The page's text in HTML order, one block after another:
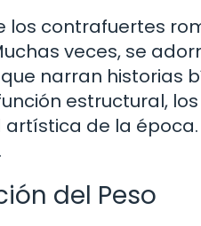
los contrafuertes
veces, se
narran historias
estructural,
de la
del Peso